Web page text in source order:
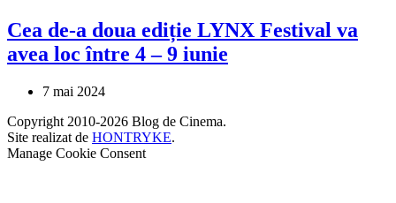
Cea de-a doua ediție LYNX Festival va
avea loc între 4 – 9 iunie
7 mai 2024
Copyright 2010-2026 Blog de Cinema.
Site realizat de HONTRYKE.
Manage Cookie Consent